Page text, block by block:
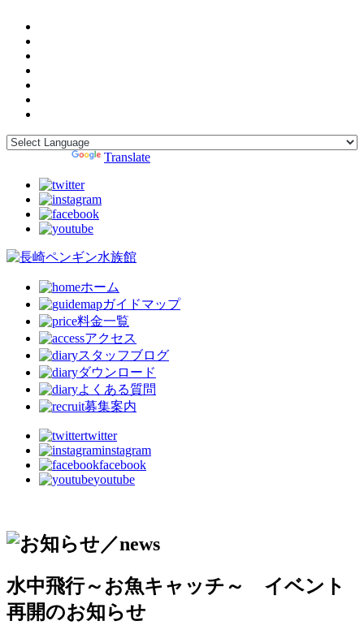
Translate
ホーム
ガイドマップ
料金一覧
アクセス
スタッフブログ
ダウンロード
よくある質問
募集案内
twitter
instagram
facebook
youtube
水中飛行～お魚キャッチ～ イベント
再開のお知らせ